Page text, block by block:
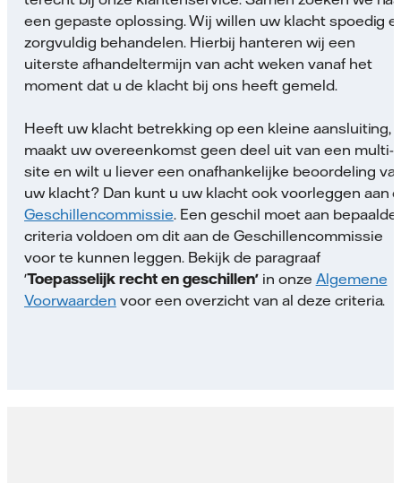
een gepaste oplossing. Wij willen uw klacht spoedig
zorgvuldig behandelen. Hierbij hanteren wij een
uiterste afhandeltermijn van acht weken vanaf het
moment dat u de klacht bij ons heeft gemeld.
Heeft uw klacht betrekking op een kleine aansluiting,
maakt uw overeenkomst geen deel uit van een multi-
site en wilt u liever een onafhankelijke beoordeling
uw klacht? Dan kunt u uw klacht ook voorleggen aan
Geschillencommissie. Een geschil moet aan bepaalde
criteria voldoen om dit aan de Geschillencommissie
voor te kunnen leggen. Bekijk de paragraaf
'Toepasselijk recht en geschillen'in onze Algemene
Voorwaarden voor een overzicht van al deze criteria.